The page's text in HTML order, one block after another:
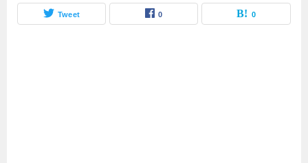
Tweet 0 0